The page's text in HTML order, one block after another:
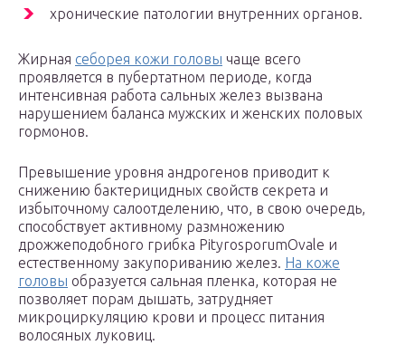
хронические патологии внутренних органов.
Жирная себорея кожи головы чаще всего
проявляется в пубертатном периоде, когда
интенсивная работа сальных желез вызвана
нарушением баланса мужских и женских половых
гормонов.
Превышение уровня андрогенов приводит к
снижению бактерицидных свойств секрета и
избыточному салоотделению, что, в свою очередь,
способствует активному размножению
дрожжеподобного грибка PityrosporumOvale и
естественному закупориванию желез. На коже
головы образуется сальная пленка, которая не
позволяет порам дышать, затрудняет
микроциркуляцию крови и процесс питания
волосяных луковиц.